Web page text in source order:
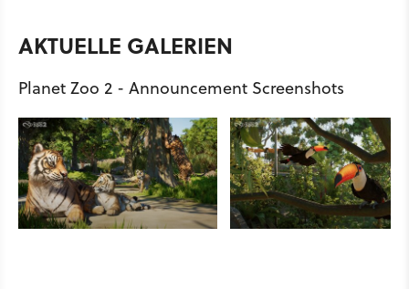
AKTUELLE GALERIEN
Planet Zoo 2 - Announcement Screenshots